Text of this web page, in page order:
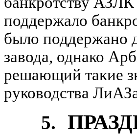
поддержало
было поддержано
завода, однако
решающий такие
руководства
5.